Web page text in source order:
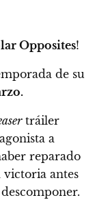
Opposites!
de su
tráiler
a
reparado
victoria antes